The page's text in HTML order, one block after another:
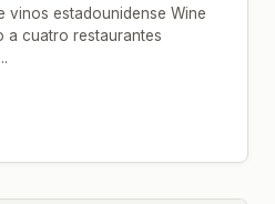
vinos estadounidense Wine
a cuatro restaurantes